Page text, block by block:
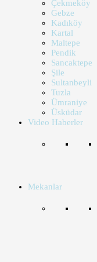
Çekmeköy
Gebze
Kadıköy
Kartal
Maltepe
Pendik
Sancaktepe
Şile
Sultanbeyli
Tuzla
Ümraniye
Üsküdar
Video Haberler
Mekanlar